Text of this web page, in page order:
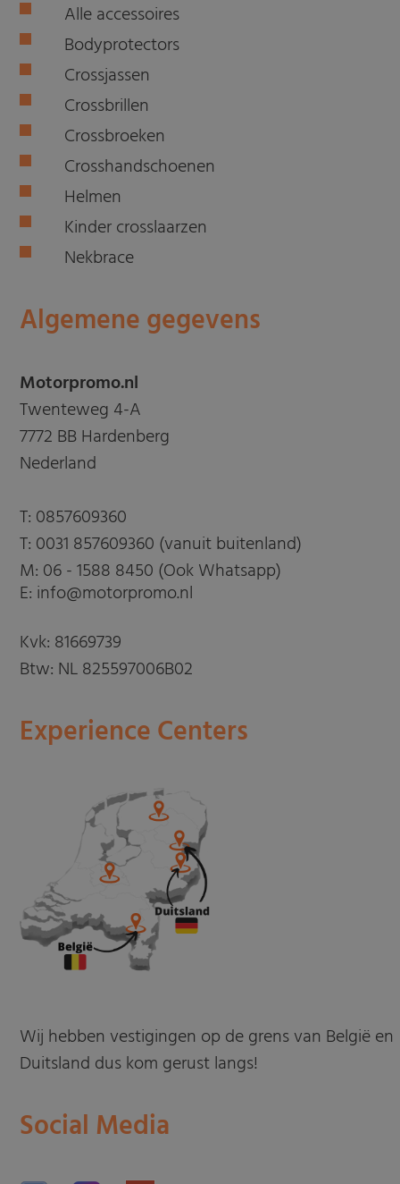
Alle accessoires
Bodyprotectors
Crossjassen
Crossbrillen
Crossbroeken
Crosshandschoenen
Helmen
Kinder crosslaarzen
Nekbrace
Algemene gegevens
Motorpromo.nl
Twenteweg 4-A
7772 BB Hardenberg
Nederland
T: 0857609360
T: 0031 857609360 (vanuit buitenland)
M: 06 - 1588 8450 (Ook Whatsapp)
E: info@motorpromo.nl
Kvk: 81669739
Btw: NL 825597006B02
Experience Centers
Wij hebben vestigingen op de grens van België en
Duitsland dus kom gerust langs!
Social Media